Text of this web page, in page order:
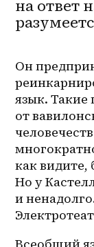
на ответ
Он
язык. Такие
от
как
Но у
и